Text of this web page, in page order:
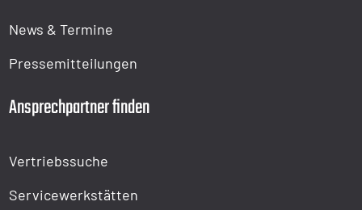
News & Termine
Pressemitteilungen
Ansprechpartner finden
Vertriebssuche
Servicewerkstätten